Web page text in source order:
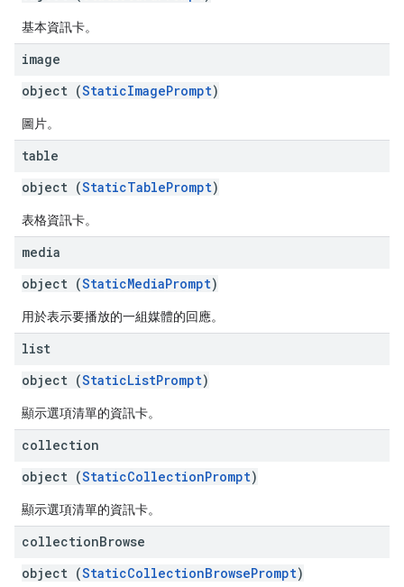
基本資訊卡。
image
object (StaticImagePrompt)
圖片。
table
object (StaticTablePrompt)
表格資訊卡。
media
object (StaticMediaPrompt)
用於表示要播放的一組媒體的回應。
list
object (StaticListPrompt)
顯示選項清單的資訊卡。
collection
object (StaticCollectionPrompt)
顯示選項清單的資訊卡。
collectionBrowse
object (StaticCollectionBrowsePrompt)